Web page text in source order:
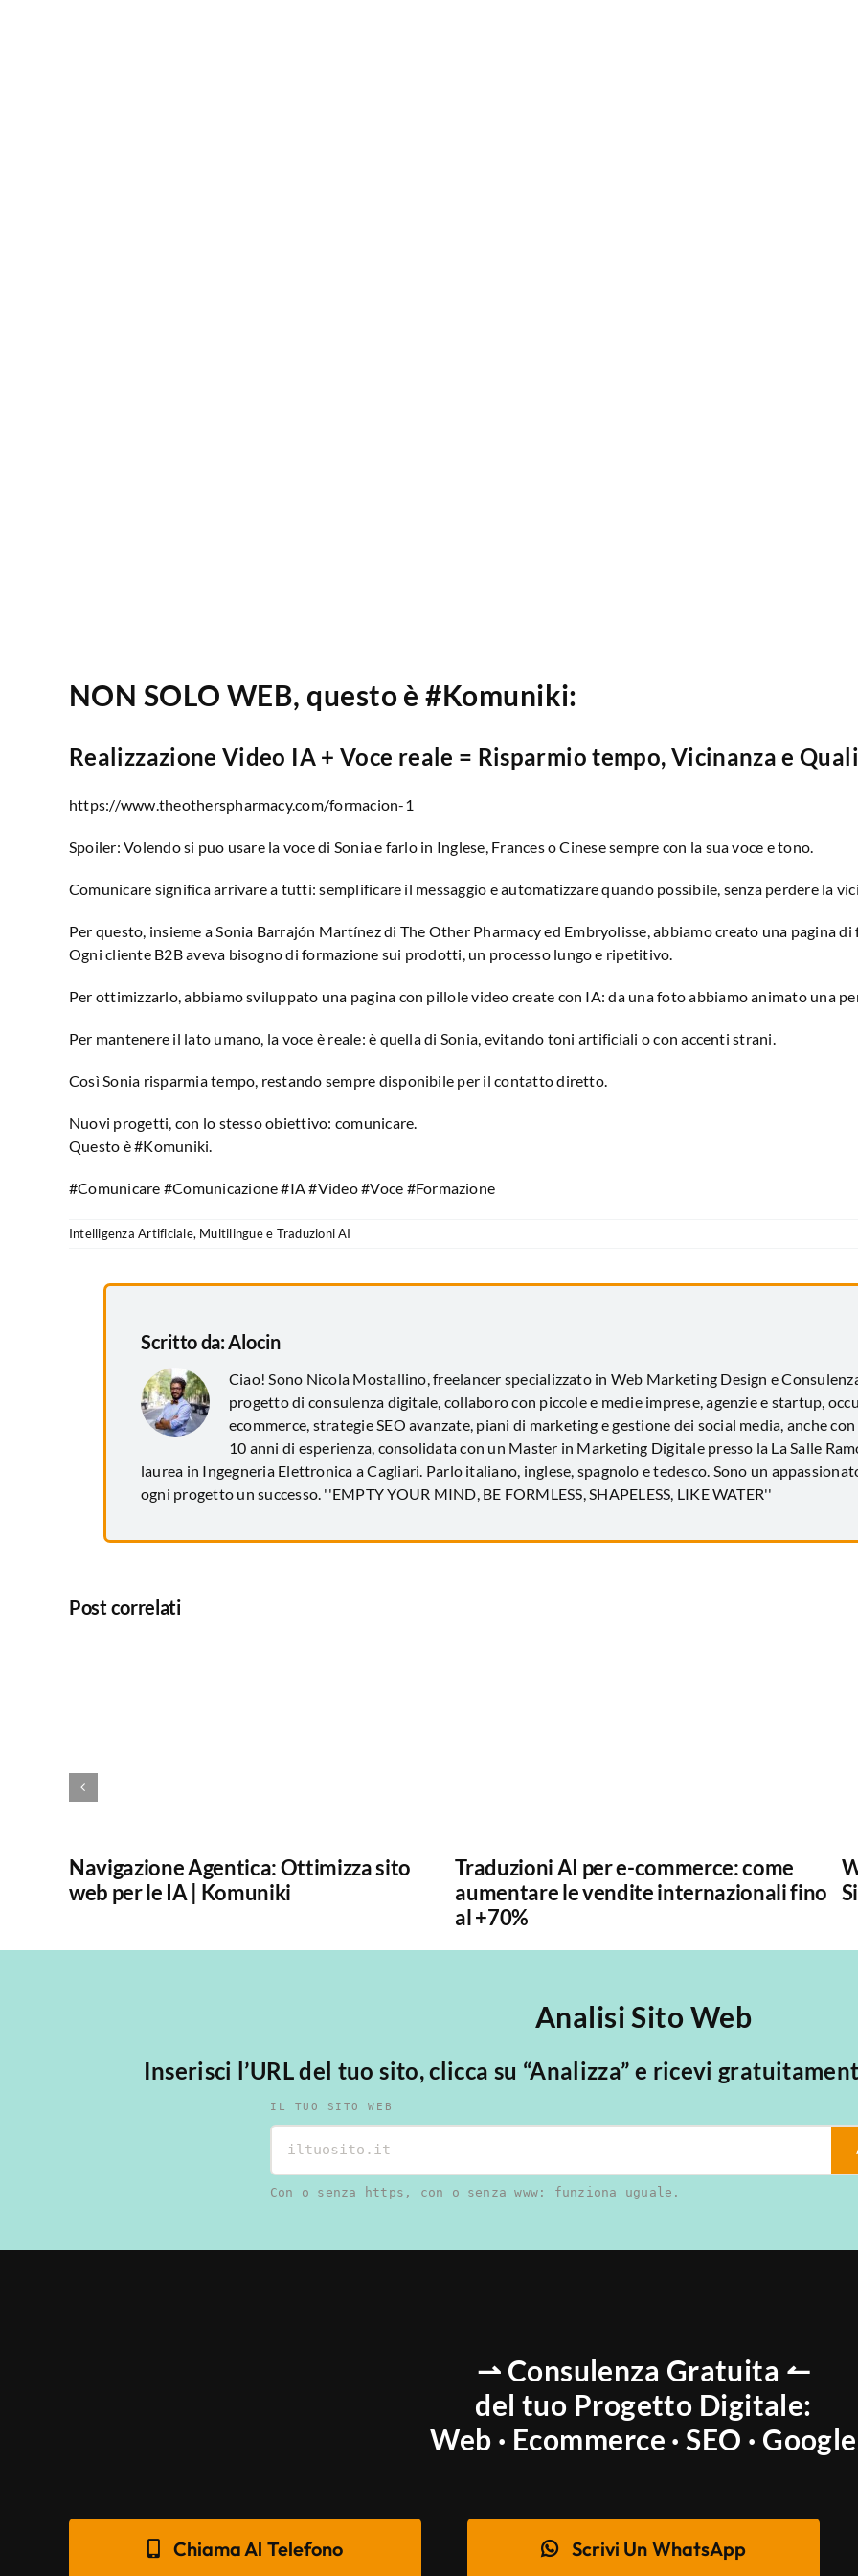
NON SOLO WEB, questo è #Komuniki:
Realizzazione Video IA + Voce reale = Risparmio tempo, Vicinanza e
https://www.theotherspharmacy.com/formacion-1
Spoiler: Volendo si puo usare la voce di Sonia e farlo in Inglese, Frances o Cinese sempre con la sua voce e tono.
Comunicare significa arrivare a tutti: semplificare il messaggio e automatizzare quando possibile, senza perdere la
Per questo, insieme a Sonia Barrajón Martínez di The Other Pharmacy ed Embryolisse, abbiamo creato una pagina
Ogni cliente B2B aveva bisogno di formazione sui prodotti, un processo lungo e ripetitivo.
Per ottimizzarlo, abbiamo sviluppato una pagina con pillole video create con IA: da una foto abbiamo animato una
Per mantenere il lato umano, la voce è reale: è quella di Sonia, evitando toni artificiali o con accenti strani.
Così Sonia risparmia tempo, restando sempre disponibile per il contatto diretto.
Nuovi progetti, con lo stesso obiettivo: comunicare.
Questo è #Komuniki.
#Comunicare #Comunicazione #IA #Video #Voce #Formazione
Intelligenza Artificiale, Multilingue e Traduzioni AI
Scritto da:Alocin
Ciao! Sono Nicola Mostallino, freelancer specializzato in Web Marketing Design e
progetto di consulenza digitale, collaboro con piccole e medie imprese, agenzie e startup,
ecommerce, strategie SEO avanzate, piani di marketing e gestione dei social media, anche
10 anni di esperienza, consolidata con un Master in Marketing Digitale presso la La Salle
laurea in Ingegneria Elettronica a Cagliari. Parlo italiano, inglese, spagnolo e tedesco. Sono un
ogni progetto un successo. ''EMPTY YOUR MIND, BE FORMLESS, SHAPELESS, LIKE WATER''
Post correlati
Navigazione Agentica: Ottimizza sito
web per le IA | Komuniki
Traduzioni AI per e-commerce: come
aumentare le vendite internazionali fino
al +70%
Analisi Sito Web
Inserisci l’URL del tuo sito, clicca su “Analizza” e ricevi
IL TUO SITO WEB
Con o senza https, con o senza www: funziona uguale.
⇀ Consulenza Gratuita ↼
del tuo Progetto Digitale:
Web · Ecommerce · SEO · Google
Chiama Al Telefono Scrivi Un WhatsApp